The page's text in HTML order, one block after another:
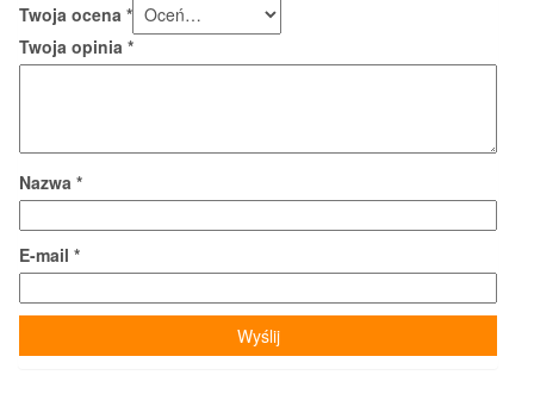
Twoja ocena *
Twoja opinia *
Nazwa *
E-mail *